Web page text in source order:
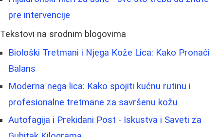
pre intervencije
Tekstovi na srodnim blogovima
Biološki Tretmani i Njega Kože Lica: Kako Pronaći
Balans
Moderna nega lica: Kako spojiti kućnu rutinu i
profesionalne tretmane za savršenu kožu
Autofagija i Prekidani Post - Iskustva i Saveti za